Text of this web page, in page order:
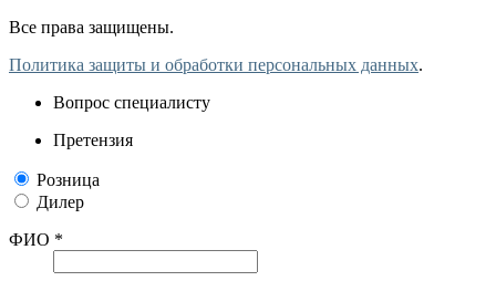
Все права защищены.
Политика защиты и обработки персональных данных.
Вопрос специалисту
Претензия
Розница
Дилер
ФИО *